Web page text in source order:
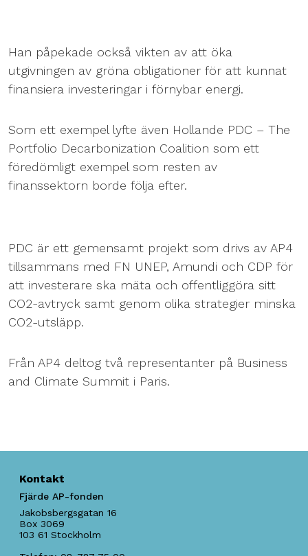
Han påpekade också vikten av att öka
utgivningen av gröna obligationer för att kunnat
finansiera investeringar i förnybar energi.
Som ett exempel lyfte även Hollande PDC – The
Portfolio Decarbonization Coalition som ett
föredömligt exempel som resten av
finanssektorn borde följa efter.
PDC är ett gemensamt projekt som drivs av AP4
tillsammans med FN UNEP, Amundi och CDP för
att investerare ska mäta och offentliggöra sitt
CO2-avtryck samt genom olika strategier minska
CO2-utsläpp.
Från AP4 deltog två representanter på Business
and Climate Summit i Paris.
Kontakt
Fjärde AP-fonden
Jakobsbergsgatan 16
Box 3069
103 61 Stockholm